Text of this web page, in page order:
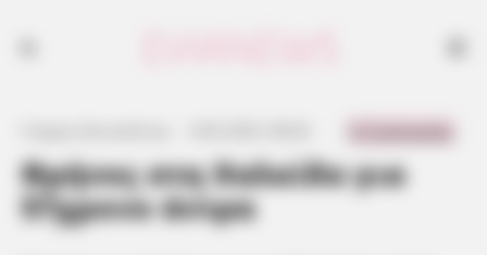
Θρήνος στη Χαλκίδα για
57χρονο άντρα